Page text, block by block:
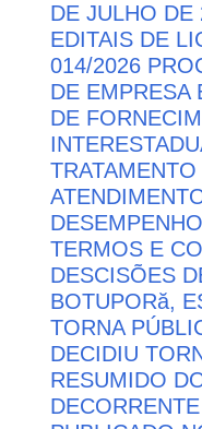
DE JULHO
EDITAIS DE
014/2026
DE EMPRESA
DE
TERMOS E
DESCISÕES
BOTUPORă,
TORNA
DECIDIU
RESUMIDO